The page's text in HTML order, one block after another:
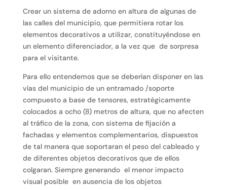
Crear un sistema de adorno en altura de algunas de
las calles del municipio, que permitiera rotar los
elementos decorativos a utilizar, constituyéndose en
un elemento diferenciador, a la vez que de sorpresa
para el visitante.
Para ello entendemos que se deberían disponer en las
vías del municipio de un entramado /soporte
compuesto a base de tensores, estratégicamente
colocados a ocho (8) metros de altura, que no afecten
al tráfico de la zona, con sistema de fijación a
fachadas y elementos complementarios, dispuestos
de tal manera que soportaran el peso del cableado y
de diferentes objetos decorativos que de ellos
colgaran. Siempre generando el menor impacto
visual posible en ausencia de los objetos